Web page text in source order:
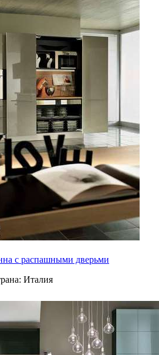
с распашными дверьми
Италия